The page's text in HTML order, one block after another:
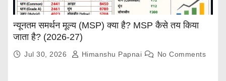
न्यूनतम समर्थन मूल्य (MSP) क्या है? MSP कैसे तय किया
जाता है? (2026-27)
Jul 30, 2026 Himanshu Papnai No Comments